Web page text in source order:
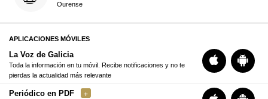
Ourense
APLICACIONES MÓVILES
La Voz de Galicia
Toda la información en tu móvil. Recibe notificaciones y no te
pierdas la actualidad más relevante
Periódico en PDF